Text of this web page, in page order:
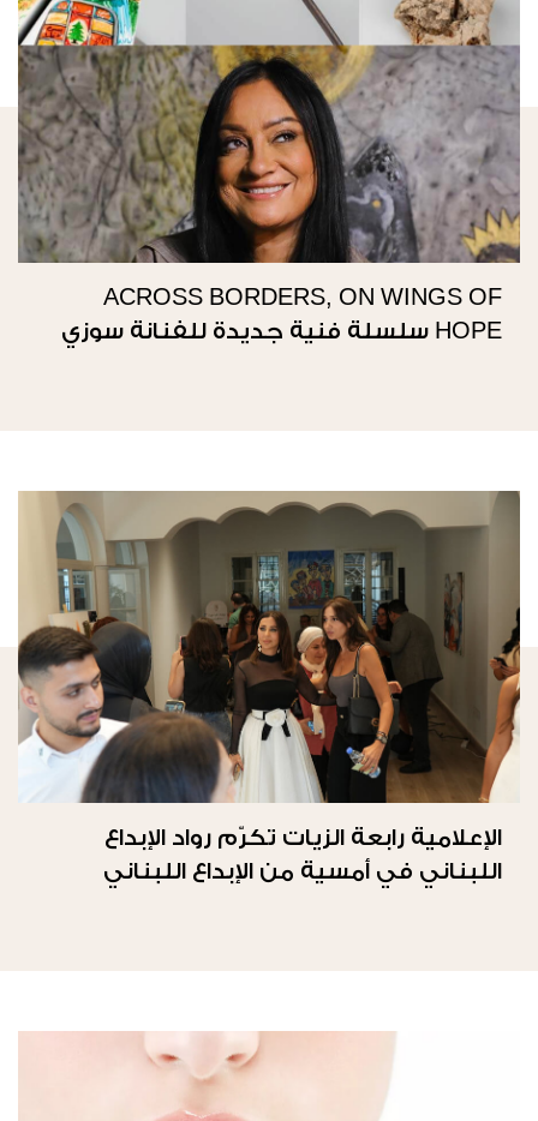
ACROSS BORDERS, ON WINGS OF
HOPE سلسلة فنية جديدة للفنانة سوزي
الإعلامية رابعة الزيات تكرّم رواد الإبداع
اللبناني في أمسية من الإبداع اللبناني